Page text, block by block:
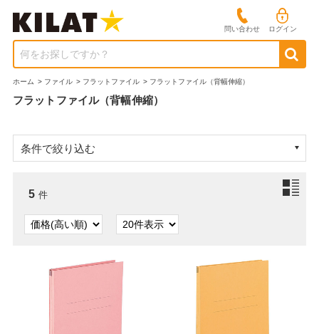
問い合わせ ログイン
何をお探しですか？
ホーム > ファイル > フラットファイル > フラットファイル（背幅伸縮）
フラットファイル（背幅伸縮）
条件で絞り込む
5 件